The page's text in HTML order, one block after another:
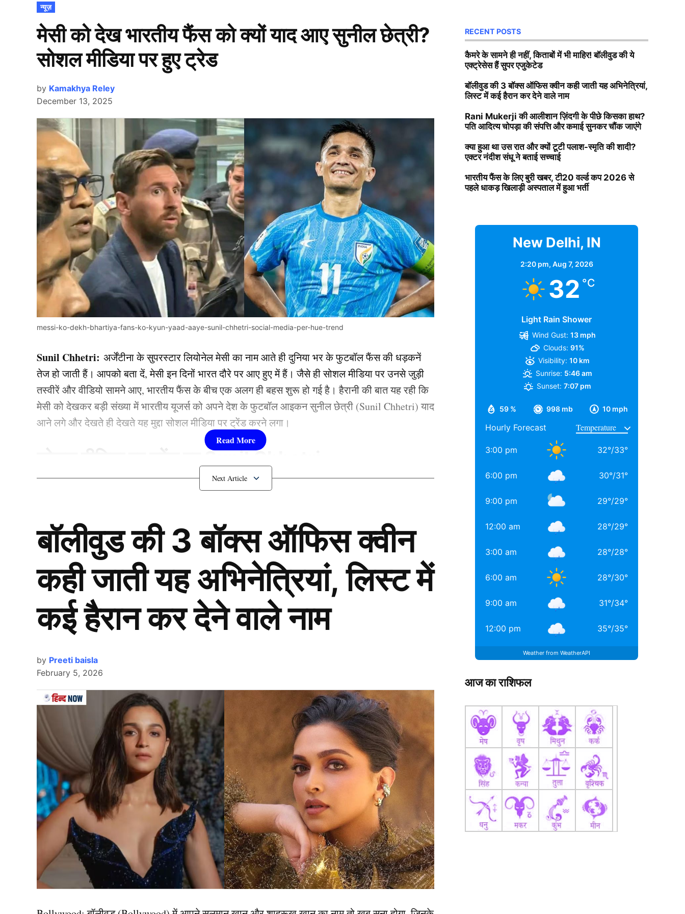
POSTED
IN
न्यूज़
मेसी को देख भारतीय फैंस को क्यों याद आए सुनील छेत्री?
सोशल मीडिया पर हुए ट्रेड
by Kamakhya Reley
December 13, 2025
messi-ko-dekh-bhartiya-fans-ko-kyun-yaad-aaye-sunil-chhetri-social-media-per-hue-trend
Sunil Chhetri: अर्जेंटीना के सुपरस्टार लियोनेल मेसी का नाम आते ही दुनिया भर के फुटबॉल फैंस की धड़कनें
तेज हो जाती हैं। आपको बता दें, मेसी इन दिनों भारत दौरे पर आए हुए में हैं। जैसे ही सोशल मीडिया पर उनसे जुड़ी
तस्वीरें और वीडियो सामने आए, भारतीय फैंस के बीच एक अलग ही बहस शुरू हो गई है। हैरानी की बात यह रही कि
मेसी को देखकर बड़ी संख्या में भारतीय यूजर्स को अपने देश के फुटबॉल आइकन सुनील छेत्री (Sunil Chhetri) याद
आने लगे और देखते ही देखते यह मुद्दा सोशल मीडिया पर ट्रेंड करने लगा।
सोशल मीडिया पर ट्रेंड हुए Sunil Chhetri
Sunil Chhetri
दरअसल, फुटबॉल सुपरस्टार लियोनेल मेसी के भारत आते ही भारतीय स्टार फुटबॉलर सुनील छेत्री (Sunil
Chhetri) सोशल मीडिया पर ट्रेंड करने लगे है। इस ट्रेंड की सबसे बड़ी वजह सुनील छेत्री का शानदार
अंतरराष्ट्रीय रिकॉर्ड है। छेत्री दुनिया के उन चुनिंदा फुटबॉलरों में शामिल हैं जिन्होंने अंतरराष्ट्रीय स्तर पर सबसे
ज्यादा गोल किए हैं। एक समय ऐसा भी आया था जब छेत्री ने अंतरराष्ट्रीय गोलों के मामले में मेसी को पीछे छोड़ दिया
था। यही कारण है कि जब भी मेसी की चर्चा होती है, भारतीय फैंस गर्व के साथ छेत्री का नाम सामने ले आते हैं।
यह भी पढ़ें:‘मुझे माफ कर दो….’ CM ममता बनर्जी ने कोलकाता के लोगों से मांगी माफी, जानें क्या है पूरा मामला
सोशल मीडिया पर फैंस कर रहे रिएक्ट
सोशल मीडिया प्लेटफॉर्म एक्स पर यूजर्स ने पोस्ट करते हुए लिखा कि भारत में भी एक ऐसा खिलाड़ी है जिसने सीमित
संसाधनों और कम फुटबॉल संस्कृति के बावजूद इंटरनेशनल लेवल पर अपनी पहचान बनाई। कई यूजर्स ने तुलना
बॉलीवुड की 3 बॉक्स ऑफिस क्वीन
कही जाती यह अभिनेत्रियां, लिस्ट में
कई हैरान कर देने वाले नाम
by Preeti baisla
February 5, 2026
RECENT POSTS
कैमरे के सामने ही नहीं, किताबों में भी माहिर! बॉलीवुड की ये
एक्ट्रेसेस हैं सुपर एजुकेटेड
बॉलीवुड की 3 बॉक्स ऑफिस क्वीन कही जाती यह अभिनेत्रियां,
लिस्ट में कई हैरान कर देने वाले नाम
Rani Mukerji की आलीशान ज़िंदगी के पीछे किसका हाथ?
पति आदित्य चोपड़ा की संपत्ति और कमाई सुनकर चौंक जाएंगे
क्या हुआ था उस रात और क्यों टूटी पलाश-स्मृति की शादी?
एक्टर नंदीश संधू ने बताई सच्चाई
भारतीय फैंस के लिए बुरी खबर, टी20 वर्ल्ड कप 2026 से
पहले धाकड़ खिलाड़ी अस्पताल में हुआ भर्ती
New Delhi, IN
2:20 pm, Aug 7, 2026
32 °C
Light Rain Shower
59 % 998 mb 10 mph
Wind Gust: 13 mph
Clouds: 91%
Visibility: 10 km
Sunrise: 5:46 am
Sunset: 7:07 pm
Hourly Forecast
3:00 pm 32°/33°
6:00 pm 30°/31°
9:00 pm 29°/29°
12:00 am 28°/29°
3:00 am 28°/28°
6:00 am 28°/30°
9:00 am 31°/34°
12:00 pm 35°/35°
Weather from WeatherAPI
आज का राशिफल